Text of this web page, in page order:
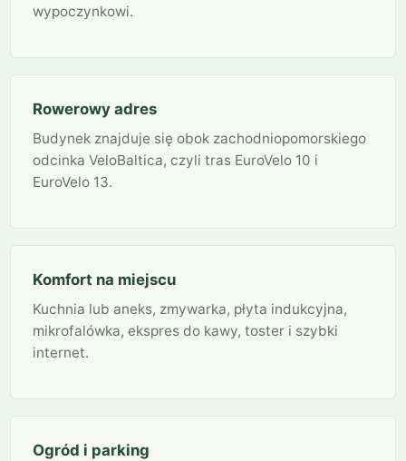
wypoczynkowi.
Rowerowy adres
Budynek znajduje się obok zachodniopomorskiego
odcinka VeloBaltica, czyli tras EuroVelo 10 i
EuroVelo 13.
Komfort na miejscu
Kuchnia lub aneks, zmywarka, płyta indukcyjna,
mikrofalówka, ekspres do kawy, toster i szybki
internet.
Ogród i parking